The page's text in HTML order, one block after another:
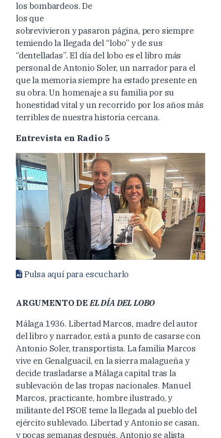
los bombardeos. De
los que
sobrevivieron y pasaron página, pero siempre
temiendo la llegada del “lobo” y de sus
“dentelladas”. El día del lobo es el libro más
personal de Antonio Soler, un narrador para el
que la memoria siempre ha estado presente en
su obra. Un homenaje a su familia por su
honestidad vital y un recorrido por los años más
terribles de nuestra historia cercana.
Entrevista en Radio 5
Pulsa aquí para escucharlo
ARGUMENTO DEEL DÍA DEL LOBO
Málaga 1936. Libertad Marcos, madre del autor
del libro y narrador, está a punto de casarse con
Antonio Soler, transportista. La familia Marcos
vive en Genalguacil, en la sierra malagueña y
decide trasladarse a Málaga capital tras la
sublevación de las tropas nacionales. Manuel
Marcos, practicante, hombre ilustrado, y
militante del PSOE teme la llegada al pueblo del
ejército sublevado. Libertad y Antonio se casan,
y pocas semanas después, Antonio se alista